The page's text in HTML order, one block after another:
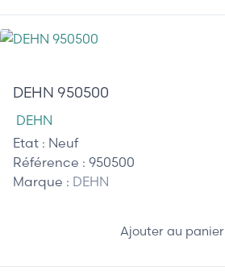
DEHN 950500
DEHN
Etat : Neuf
Référence : 950500
Marque : DEHN
Ajouter au panier